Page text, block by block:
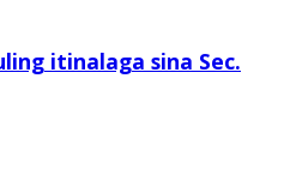
itinalaga sina Sec.